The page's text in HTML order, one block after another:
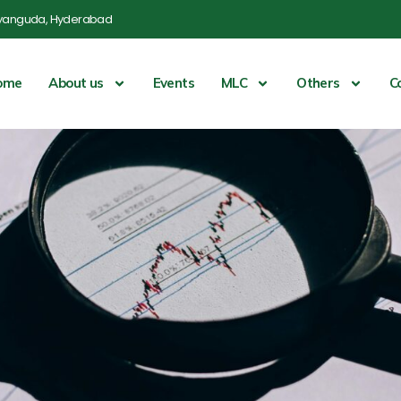
Hyderabad
About us Events MLC Others